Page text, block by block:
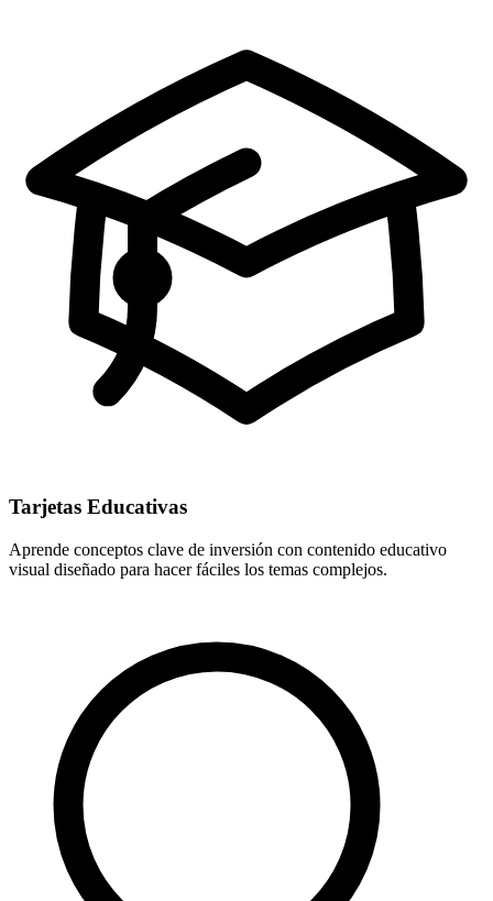
Tarjetas Educativas
Aprende conceptos clave de inversión con contenido educativo
visual diseñado para hacer fáciles los temas complejos.